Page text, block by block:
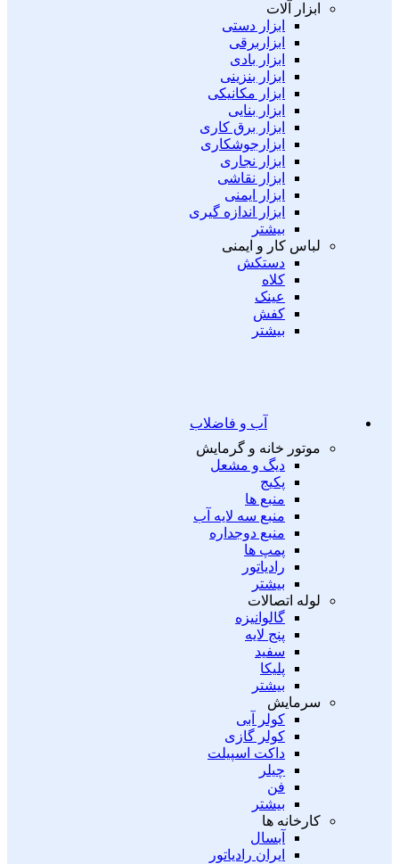
ابزار آلات
ابزار دستی
ابزاربرقی
ابزار بادی
ابزار بنزینی
ابزار مکانیکی
ابزار بنایی
ابزار برق کاری
ابزارجوشکاری
ابزار نجاری
ابزار نقاشی
ابزار ایمنی
ابزار اندازه گیری
بیشتر
لباس کار و ایمنی
دستکش
کلاه
عینک
کفش
بیشتر
آب و فاضلاب
موتور خانه و گرمایش
دیگ و مشعل
پکیج
منبع ها
منبع سه لایه آب
منبع دوجداره
پمپ ها
رادیاتور
بیشتر
لوله اتصالات
گالوانیزه
پنج لایه
سفید
پلیکا
بیشتر
سرمایش
کولر آبی
کولر گازی
داکت اسپیلت
چیلر
فن
بیشتر
کارخانه ها
آبسال
ایران رادیاتور